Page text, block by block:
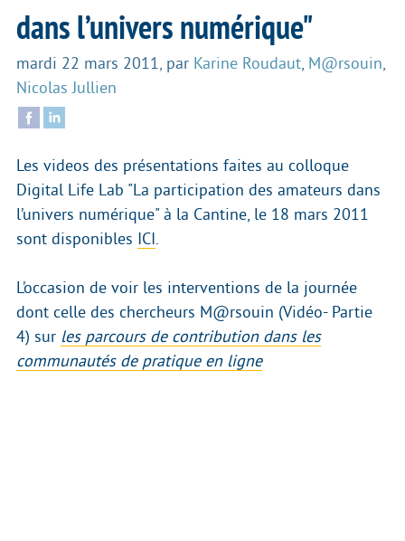
dans l’univers numérique"
mardi 22 mars 2011, par Karine Roudaut, M@rsouin,
Nicolas Jullien
Les videos des présentations faites au colloque
Digital Life Lab "La participation des amateurs dans
l’univers numérique" à la Cantine, le 18 mars 2011
sont disponibles ICI
L’occasion de voir les interventions de la journée
dont celle des chercheurs M@rsouin (Vidéo- Partie
4) sur les parcours de contribution dans les
communautés de pratique en ligne